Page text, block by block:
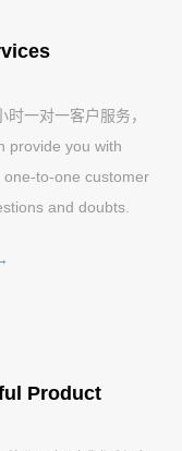
一对一客户服务，
provide you with
to-one customer
and doubts.
Product